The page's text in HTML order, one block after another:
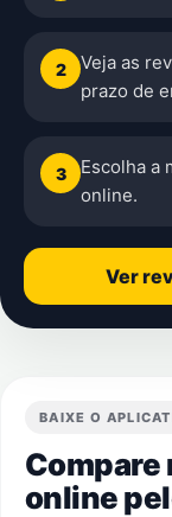
2
Veja as
prazo de
3
Escolha a
online.
Ver
BAIXE O
Compare
online